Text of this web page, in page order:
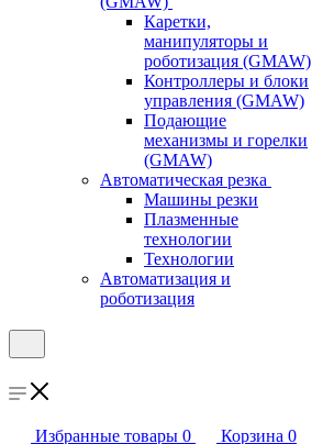
Каретки,
манипуляторы и
роботизация (GMAW)
Контроллеры и блоки
управления (GMAW)
Подающие
механизмы и горелки
(GMAW)
Автоматическая резка
Машины резки
Плазменные
технологии
Технологии
Автоматизация и
роботизация
Избранные товары 0 Корзина 0